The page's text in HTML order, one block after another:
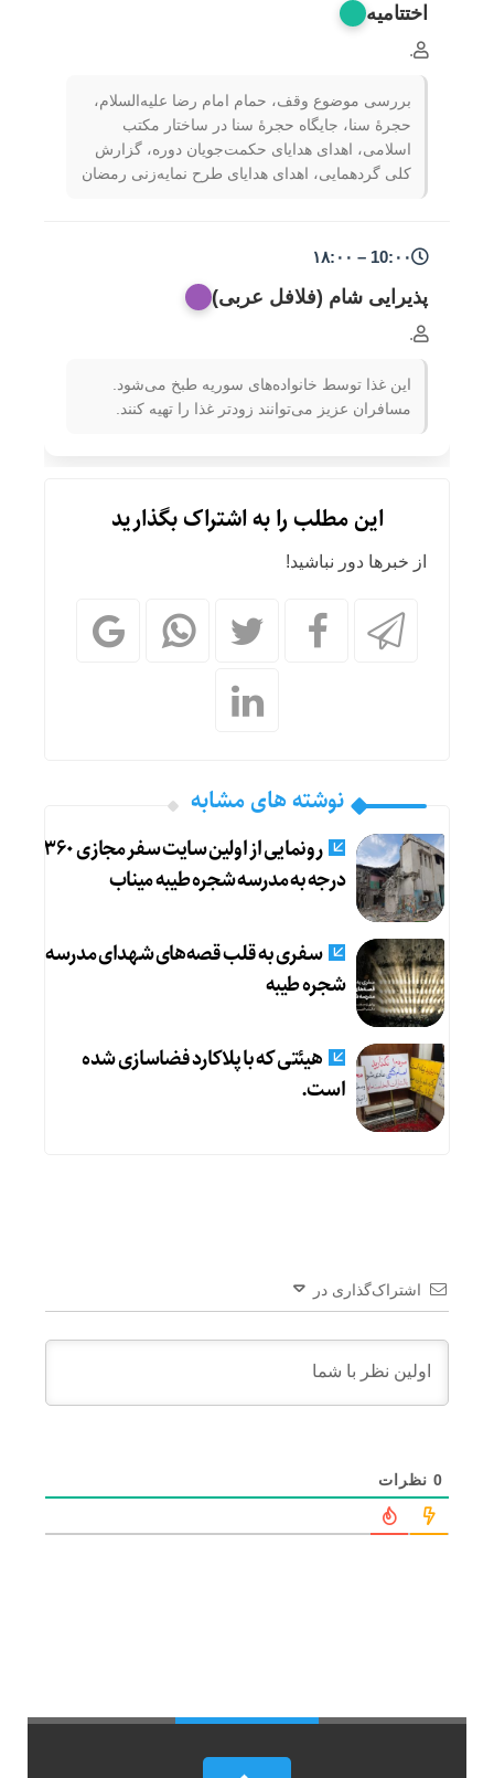
اختتامیه
.
بررسی موضوع وقف، حمام امام رضا علیه‌السلام،
حجرۀ سنا، جایگاه حجرۀ سنا در ساختار مکتب
اسلامی، اهدای هدایای حکمت‌جویان دوره، گزارش
کلی گردهمایی، اهدای هدایای طرح نمایه‌زنی رمضان
10:۰۰ – ۱۸:۰۰
پذیرایی شام (فلافل عربی)
.
این غذا توسط خانواده‌های سوریه طبخ می‌شود.
مسافران عزیز می‌توانند زودتر غذا را تهیه کنند.
این مطلب را به اشتراک بگذارید
از خبرها دور نباشید!
نوشته های مشابه
رونمایی از اولین سایت سفر مجازی ۳۶۰
درجه به مدرسه شجره طیبه میناب
سفری به قلب قصه‌های شهدای مدرسه
شجره طیبه
هیئتی که با پلاکارد فضاسازی شده
است.
اشتراک‌گذاری در
0 نظرات